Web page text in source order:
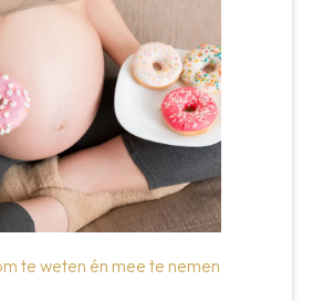
te weten én mee te nemen